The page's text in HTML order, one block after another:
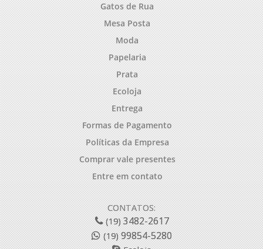
Gatos de Rua
Mesa Posta
Moda
Papelaria
Prata
Ecoloja
Entrega
Formas de Pagamento
Políticas da Empresa
Comprar vale presentes
Entre em contato
CONTATOS:
(19)3482-2617
(19)99854-5280